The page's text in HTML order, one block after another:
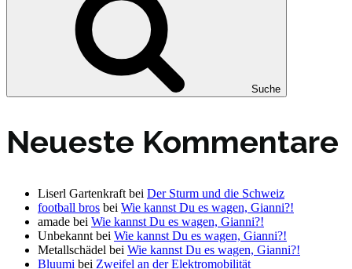
Suche
Neueste Kommentare
Liserl Gartenkraft bei Der Sturm und die Schweiz
football bros bei Wie kannst Du es wagen, Gianni?!
amade bei Wie kannst Du es wagen, Gianni?!
Unbekannt bei Wie kannst Du es wagen, Gianni?!
Metallschädel bei Wie kannst Du es wagen, Gianni?!
Bluumi bei Zweifel an der Elektromobilität